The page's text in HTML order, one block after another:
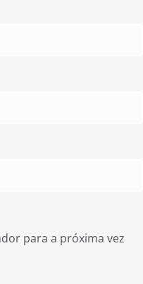
para a próxima vez